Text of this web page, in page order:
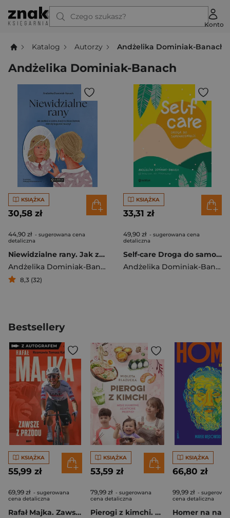
Czego szukasz?
Konto
Katalog Autorzy Andżelika Dominiak-Banach
Andżelika Dominiak-Banach
KSIĄŻKA
30,58 zł
44,90 zł - sugerowana cena
detaliczna
Niewidzialne rany. Jak zadbać o siebie, kiedy w dzieciństwie nikt cię tego nie nauczył
Andżelika Dominiak-Banach
8,3 (32)
KSIĄŻKA
33,31 zł
49,90 zł - sugerowana cena
detaliczna
Self-care Droga do samoakceptacji
Andżelika Dominiak-Banach
Bestsellery
KSIĄŻKA
55,99 zł
69,99 zł - sugerowana
cena detaliczna
Rafał Majka. Zawsze z przodu. Rozmawia Tomasz Kalemba - książka z autografem
KSIĄŻKA
53,59 zł
79,99 zł - sugerowana
cena detaliczna
Pierogi z kimchi. Moje ulubione azjatyckie przepisy
KSIĄŻKA
66,80 zł
99,99 zł -
cena detaliczna